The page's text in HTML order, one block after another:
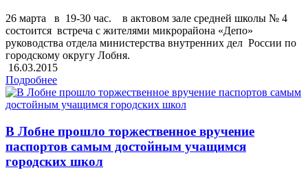
26 марта в 19-30 час. в актовом зале средней школы № 4
состоится встреча с жителями микрорайона «Депо»
руководства отдела министерства внутренних дел России по
городскому округу Лобня.
16.03.2015
Подробнее
В Лобне прошло торжественное вручение
паспортов самым достойным учащимся
городских школ